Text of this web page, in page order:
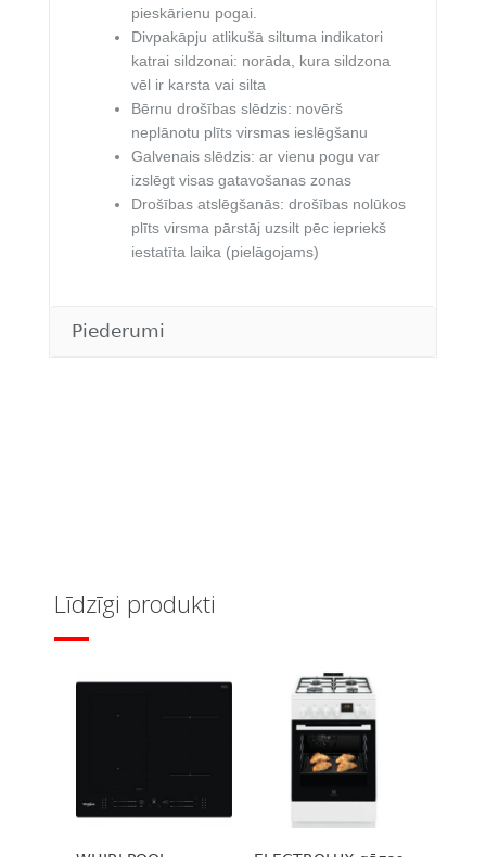
pieskārienu pogai.
Divpakāpju atlikušā siltuma indikatori
katrai sildzonai: norāda, kura sildzona
vēl ir karsta vai silta
Bērnu drošības slēdzis: novērš
neplānotu plīts virsmas ieslēgšanu
Galvenais slēdzis: ar vienu pogu var
izslēgt visas gatavošanas zonas
Drošības atslēgšanās: drošības nolūkos
plīts virsma pārstāj uzsilt pēc iepriekš
iestatīta laika (pielāgojams)
Piederumi
Līdzīgi produkti